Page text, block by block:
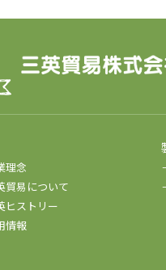
理念
貿易について
ヒストリー
情報